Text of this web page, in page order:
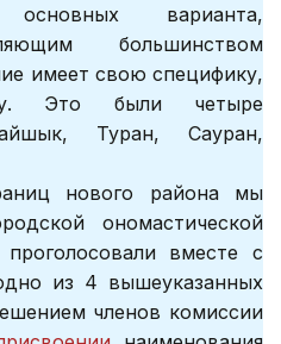
варианта,
большинством
имеет свою специфику,
Это были четыре
Туран, Сауран,
нового района мы
ономастической
вместе с
из 4 вышеуказанных
членов комиссии